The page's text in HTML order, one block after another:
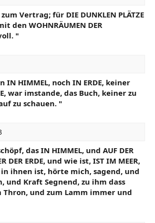
Vertrag; für DIE DUNKLEN PLÄTZE
den WOHNRÄUMEN DER
"
IN HIMMEL, noch IN ERDE, keiner
war imstande, das Buch, keiner zu
zu schauen. "
das IN HIMMEL, und AUF DER
DER ERDE, und wie ist, IST IM MEER,
ihnen ist, hörte mich, sagend, und
und Kraft Segnend, zu ihm dass
und zum Lamm immer und